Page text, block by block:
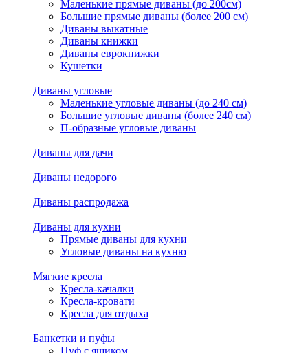
Маленькие прямые диваны (до 200см)
Большие прямые диваны (более 200 см)
Диваны выкатные
Диваны книжки
Диваны еврокнижки
Кушетки
Диваны угловые
Маленькие угловые диваны (до 240 см)
Большие угловые диваны (более 240 см)
П-образные угловые диваны
Диваны для дачи
Диваны недорого
Диваны распродажа
Диваны для кухни
Прямые диваны для кухни
Угловые диваны на кухню
Мягкие кресла
Кресла-качалки
Кресла-кровати
Кресла для отдыха
Банкетки и пуфы